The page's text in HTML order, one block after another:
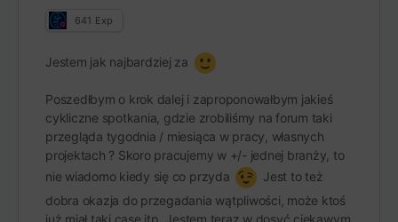
641 Exp
Jestem jak najbardziej za
Poszedłbym o krok dalej i zaproponowałbym jakieś
cykliczne spotkania, gdzie zrobiliśmy na forum taki
przegląda tygodnia / miesiąca w pracy, własnych
projektach ? Skoro pracujemy w +/- jednej branży, to
nie wiadomo kiedy się co przyda
Jest to też
dobra okazja do przegadania wątpliwości, może ktoś
już miał taki case itp. Jestem teraz w dosyć ciekawym